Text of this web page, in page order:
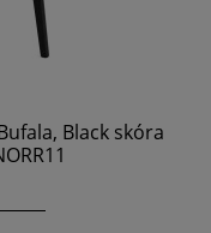
Black skóra